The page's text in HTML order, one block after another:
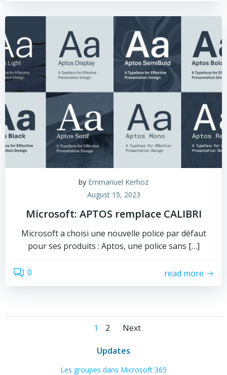
by Emmanuel Kerhoz
August 15, 2023
Microsoft: APTOS remplace CALIBRI
Microsoft a choisi une nouvelle police par défaut
pour ses produits : Aptos, une police sans […]
0 read more
Posts
navigation
Page
1 Page
2
Posts
navigation
Next
Updates
Les groupes dans Microsoft 365